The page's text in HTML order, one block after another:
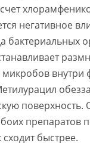
негативное
бактериальных
внутри
поверхность.
препаратов
сходит быстрее.